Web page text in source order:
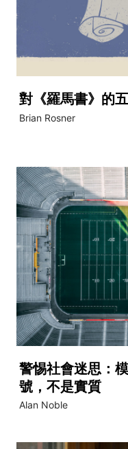
對《羅馬書》的
Brian Rosner
警惕社會迷思：
號，不是實質
Alan Noble